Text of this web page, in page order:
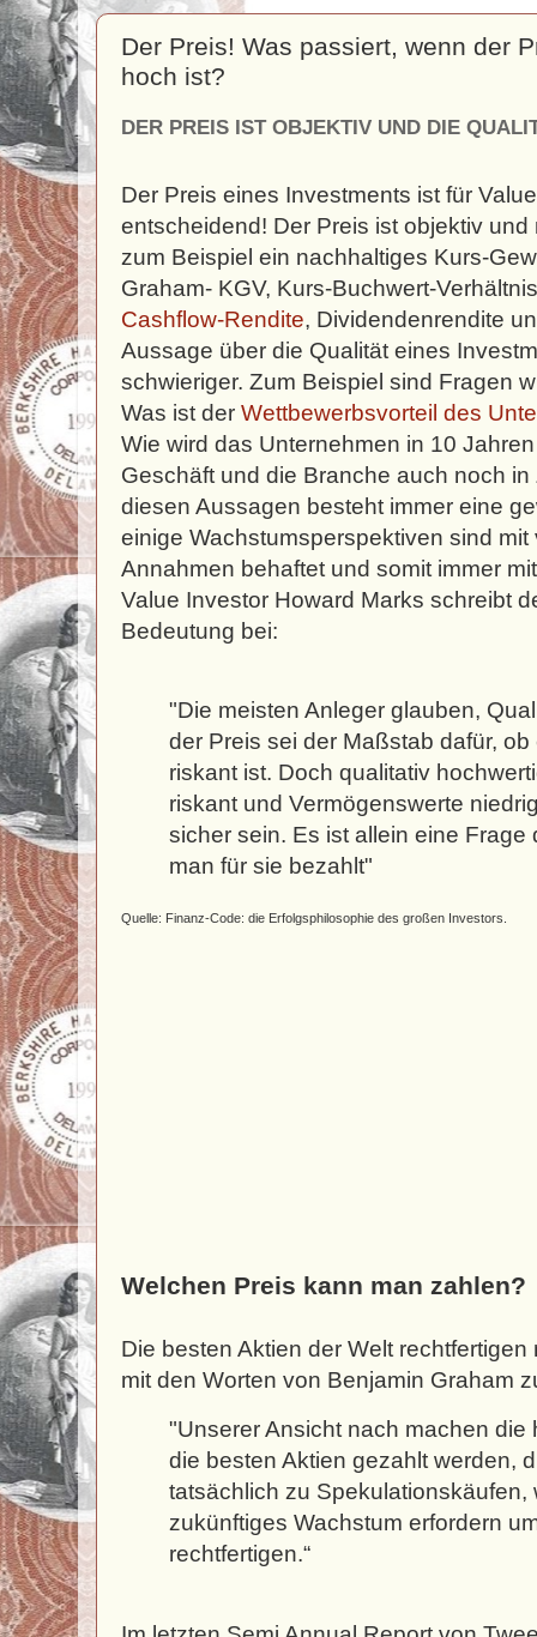
Der Preis! Was passiert, wenn der
hoch ist?
DER PREIS IST OBJEKTIV UND DIE
Der Preis eines Investments ist für
entscheidend! Der Preis ist objektiv
zum Beispiel ein nachhaltiges Kurs-
Graham- KGV, Kurs-Buchwert-
Cashflow-Rendite, Dividendenrendite
Aussage über die Qualität eines
schwieriger. Zum Beispiel sind Fragen
Was ist der Wettbewerbsvorteil des
Wie wird das Unternehmen in 10
Geschäft und die Branche auch noch
diesen Aussagen besteht immer eine
einige Wachstumsperspektiven sind
Annahmen behaftet und somit immer
Value Investor Howard Marks schreibt
Bedeutung bei:
"Die meisten Anleger glauben,
der Preis sei der Maßstab dafür,
riskant ist. Doch qualitativ
riskant und Vermögenswerte
sicher sein. Es ist allein eine Frage
man für sie bezahlt"
Quelle: Finanz-Code: die Erfolgsphilosophie des großen Investors.
Welchen Preis kann man zahlen?
Die besten Aktien der Welt
mit den Worten von Benjamin Graham
"Unserer Ansicht nach machen die
die besten Aktien gezahlt werden,
tatsächlich zu Spekulationskäufen,
zukünftiges Wachstum erfordern
rechtfertigen.“